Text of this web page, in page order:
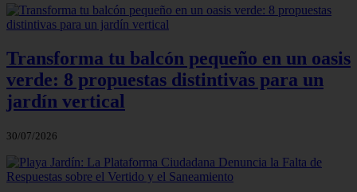
Transforma tu balcón pequeño en un oasis
verde: 8 propuestas distintivas para un
jardín vertical
30/07/2026